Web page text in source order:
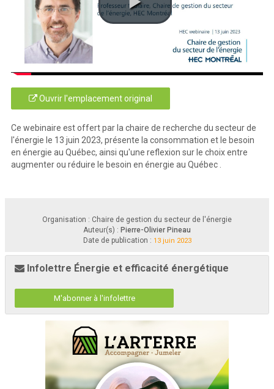
Ouvrir l'emplacement original
Ce webinaire est offert par la chaire de recherche du secteur de
l'énergie le 13 juin 2023, présente la consommation et le besoin
en énergie au Québec, ainsi qu'une reflexion sur le choix entre
augmenter ou réduire le besoin en énergie au Québec .
Organisation : Chaire de gestion du secteur de l'énergie
Auteur(s) : Pierre-Olivier Pineau
Date de publication : 13 juin 2023
Infolettre Énergie et efficacité énergétique
M'abonner à l'infolettre